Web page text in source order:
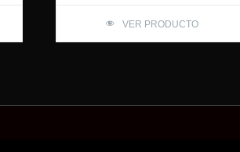
VER PRODUCTO